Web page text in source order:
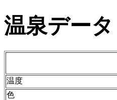
温泉データ
温度
色